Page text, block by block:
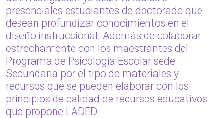
presenciales estudiantes de doctorado que
desean profundizar conocimientos en el
diseño instruccional. Además de colaborar
estrechamente con los maestrantes del
Programa de Psicología Escolar sede
Secundaria por el tipo de materiales y
recursos que se pueden elaborar con los
principios de calidad de recursos educativos
que propone LADED.